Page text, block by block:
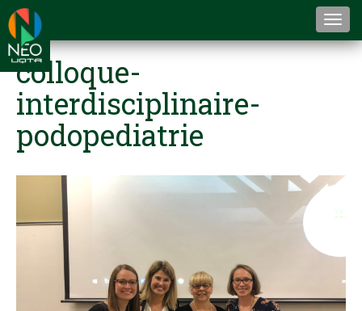
colloque-
interdisciplinaire-
podopediatrie